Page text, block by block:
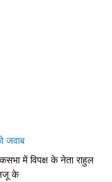
जवाब
में विपक्ष के नेता राहुल
के